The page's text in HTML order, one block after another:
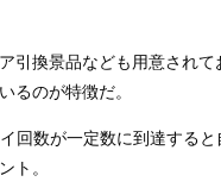
引換景品なども用意され
るのが特徴だ。
回数が一定数に到達する
ト。